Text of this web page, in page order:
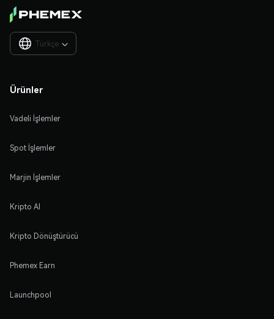
Türkçe 
Ürünler
Vadeli İşlemler
Spot İşlemler
Marjin İşlemler
Kripto Al
Kripto Dönüştürücü
Phemex Earn
Launchpool